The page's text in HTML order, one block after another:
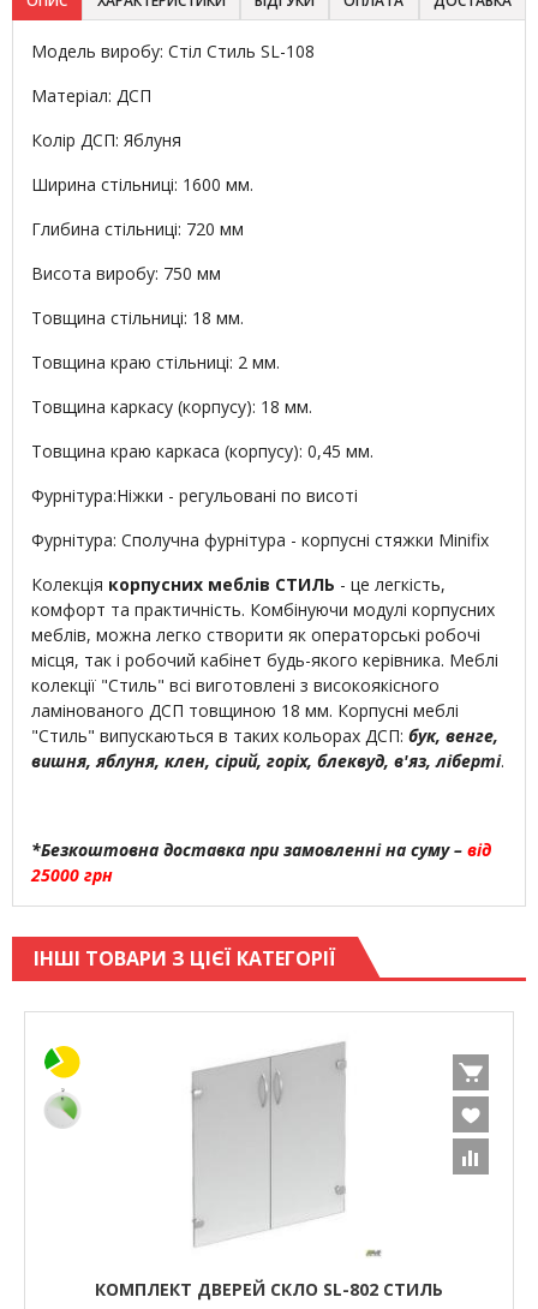
Модель виробу: Стіл Стиль SL-108
Матеріал: ДСП
Колір ДСП: Яблуня
Ширина стільниці: 1600 мм.
Глибина стільниці: 720 мм
Висота виробу: 750 мм
Товщина стільниці: 18 мм.
Товщина краю стільниці: 2 мм.
Товщина каркасу (корпусу): 18 мм.
Товщина краю каркаса (корпусу): 0,45 мм.
Фурнітура:Ніжки - регульовані по висоті
Фурнітура: Сполучна фурнітура - корпусні стяжки Minifix
Колекція корпусних меблів СТИЛЬ - це легкість,
комфорт та практичність. Комбінуючи модулі корпусних
меблів, можна легко створити як операторські робочі
місця, так і робочий кабінет будь-якого керівника. Меблі
колекції "Стиль" всі виготовлені з високоякісного
ламінованого ДСП товщиною 18 мм. Корпусні меблі
"Стиль" випускаються в таких кольорах ДСП: бук, венге,
вишня, яблуня, клен, сірий, горіх, блеквуд, в'яз, ліберті.
*Безкоштовна доставка при замовленні на суму – від
25000 грн
ІНШІ ТОВАРИ З ЦІЄЇ КАТЕГОРІЇ
КОМПЛЕКТ ДВЕРЕЙ СКЛО SL-802 СТИЛЬ